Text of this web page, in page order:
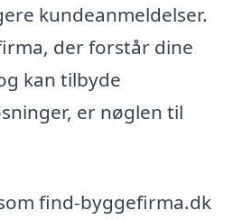
kundeanmeldelser.
der forstår dine
kan tilbyde
er nøglen til
find-byggefirma.dk